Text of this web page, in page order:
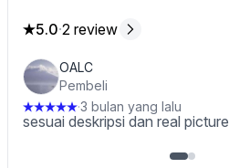
ini
5.0 dari 5 bintang, dari 2 ulasan
5.0·2 review
OALC
Pembeli
·3 bulan yang lalu
sesuai deskripsi dan real picture